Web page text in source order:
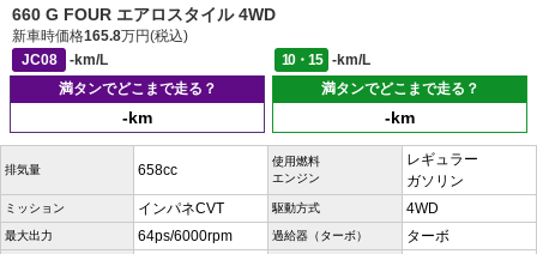
660 G FOUR エアロスタイル 4WD
新車時価格165.8万円(税込)
JC08
-km/L 10・15
-km/L
満タンでどこまで走る？
-km
満タンでどこまで走る？
-km
排気量 658cc
使用燃料
エンジン
レギュラー
ガソリン
ミッション インパネCVT 駆動方式 4WD
最大出力 64ps/6000rpm 過給器（ターボ） ターボ